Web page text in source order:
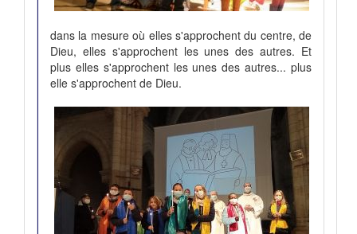
dans la mesure où elles s'approchent du centre, de
Dieu, elles s'approchent les unes des autres. Et
plus elles s'approchent les unes des autres... plus
elle s'approchent de Dieu.